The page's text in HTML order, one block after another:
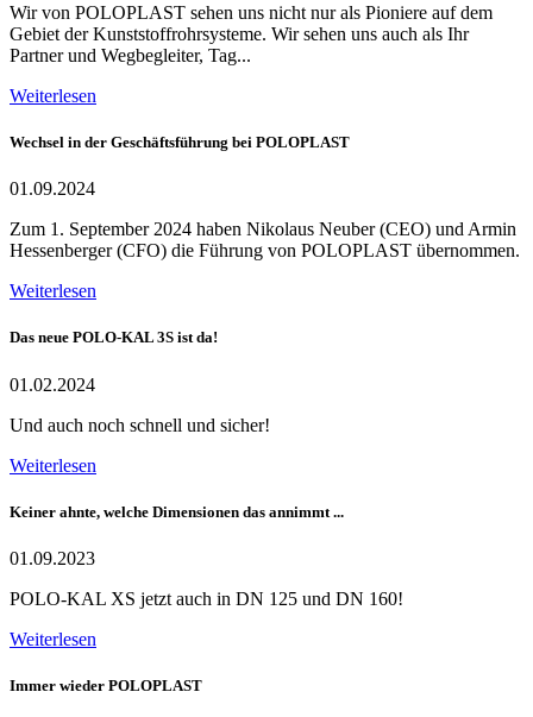
Wir von POLOPLAST sehen uns nicht nur als Pioniere auf dem
Gebiet der Kunststoffrohrsysteme. Wir sehen uns auch als Ihr
Partner und Wegbegleiter, Tag...
Weiterlesen
Wechsel in der Geschäftsführung bei POLOPLAST
01.09.2024
Zum 1. September 2024 haben Nikolaus Neuber (CEO) und Armin
Hessenberger (CFO) die Führung von POLOPLAST übernommen.
Weiterlesen
Das neue POLO-KAL 3S ist da!
01.02.2024
Und auch noch schnell und sicher!
Weiterlesen
Keiner ahnte, welche Dimensionen das annimmt ...
01.09.2023
POLO-KAL XS jetzt auch in DN 125 und DN 160!
Weiterlesen
Immer wieder POLOPLAST